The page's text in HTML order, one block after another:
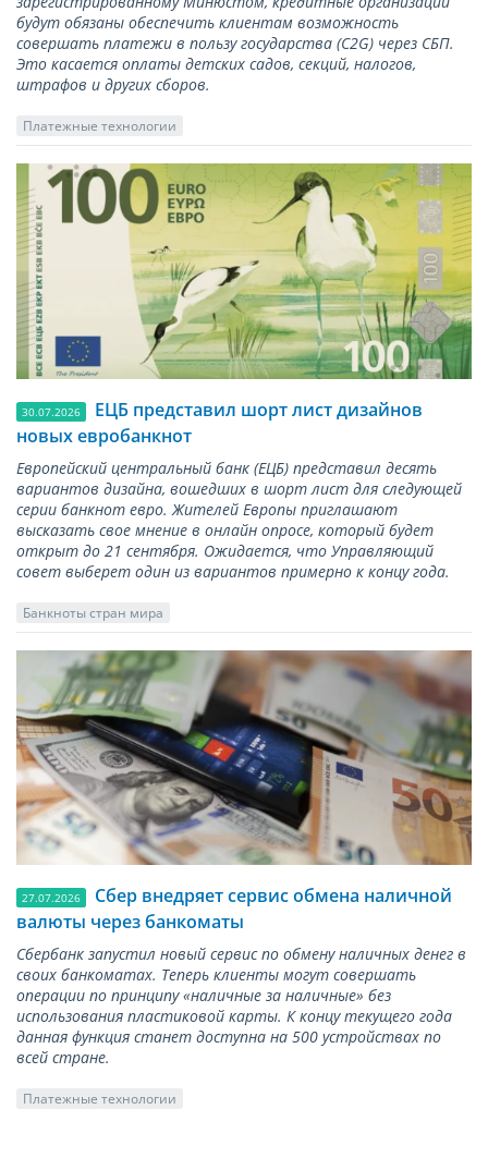
будут обязаны обеспечить клиентам возможность
совершать платежи в пользу государства (С2G) через СБП.
Это касается оплаты детских садов, секций, налогов,
штрафов и других сборов.
Платежные технологии
30.07.2026
ЕЦБ представил шорт лист дизайнов
новых евробанкнот
Европейский центральный банк (ЕЦБ) представил десять
вариантов дизайна, вошедших в шорт лист для следующей
серии банкнот евро. Жителей Европы приглашают
высказать свое мнение в онлайн опросе, который будет
открыт до 21 сентября. Ожидается, что Управляющий
совет выберет один из вариантов примерно к концу года.
Банкноты стран мира
27.07.2026
Сбер внедряет сервис обмена наличной
валюты через банкоматы
Сбербанк запустил новый сервис по обмену наличных денег в
своих банкоматах. Теперь клиенты могут совершать
операции по принципу «наличные за наличные» без
использования пластиковой карты. К концу текущего года
данная функция станет доступна на 500 устройствах по
всей стране.
Платежные технологии